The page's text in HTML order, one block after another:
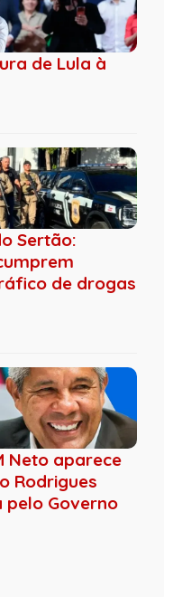
de Lula à
Sertão:
de drogas
Neto aparece
Rodrigues
pelo Governo